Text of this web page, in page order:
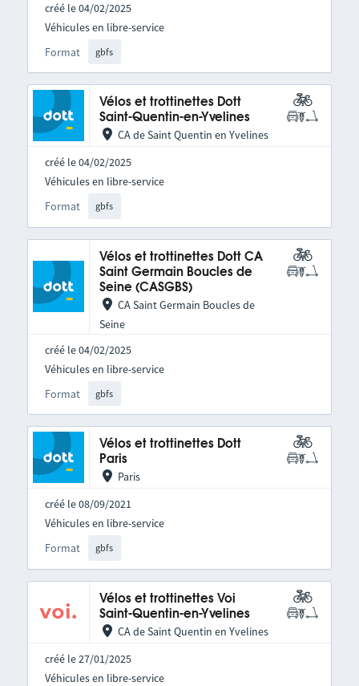
créé le 04/02/2025
Format gbfs
Véhicules en libre-service
Vélos et trottinettes Dott
Saint-Quentin-en-Yvelines
CA de Saint Quentin en Yvelines
créé le 04/02/2025
Format gbfs
Véhicules en libre-service
Vélos et trottinettes Dott CA
Saint Germain Boucles de
Seine (CASGBS)
CA Saint Germain Boucles de
Seine
créé le 04/02/2025
Format gbfs
Véhicules en libre-service
Vélos et trottinettes Dott
Paris
Paris
créé le 08/09/2021
Format gbfs
Véhicules en libre-service
Vélos et trottinettes Voi
Saint-Quentin-en-Yvelines
CA de Saint Quentin en Yvelines
créé le 27/01/2025
Véhicules en libre-service